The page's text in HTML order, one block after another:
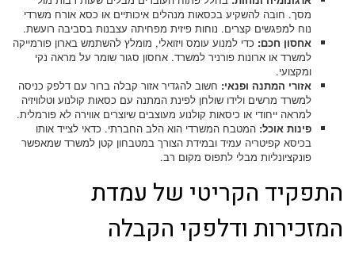
מסך. חובה להשקיע בכסאות מנהלים איכותיים או כסא אורח משרדי
נוח למפגשים קצרים. נוחות פיזית מפחיתה עצבנות בסביבה רועשת.
אחסון חכם: כדי למנוע עומס ויזואלי, מומלץ להשתמש בארון פורמייקה
למשרד או ארונות פורניר למשרד. אחסון סגור שומר על מראה נקי
ומקצועי.
אזורי המתנה ופנאי: חשוב להגדיר אזור קבלה ברור עם דלפק כניסה
למשרד מרשים ולידו שולחן לפינת המתנה עם כסאות קולנוע וטלוויזיה
למראה ייחודי או כיסאות קולנוע מעוצבים שיוצרים אווירה לא פורמלית.
פינות אוכל: המטבח המשרדי הוא הלב החברתי. כדאי לצייד אותו
בכיסא קפיטריה עמיד ובמידת הצורך במטבחון קטן למשרד שמאפשר
פונקציונליות מבלי לתפוס מקום רב.
התפקיד הקריטי של עמדת
המזכירות ודלפקי הקבלה